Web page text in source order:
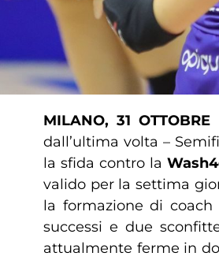
MILANO, 31
dall’ultima volta –
la sfida contro la
valido per la settima
la formazione di
successi e due
attualmente ferme in